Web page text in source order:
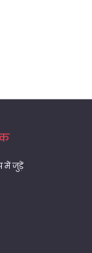
में जुड़ें